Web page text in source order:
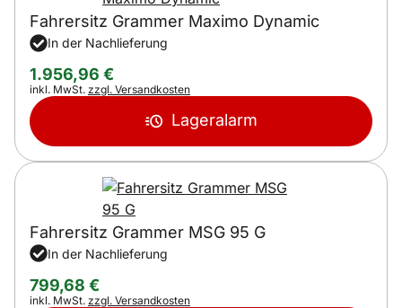
Fahrersitz Grammer Maximo Dynamic
In der Nachlieferung
1.956,96 €
Steuerhinweis:
inkl. MwSt. zzgl. Versandkosten
Lageralarm
Fahrersitz Grammer MSG 95 G
In der Nachlieferung
799,68 €
Steuerhinweis:
inkl. MwSt. zzgl. Versandkosten